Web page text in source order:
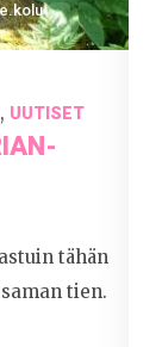
, UUTISET
tähän
tien.